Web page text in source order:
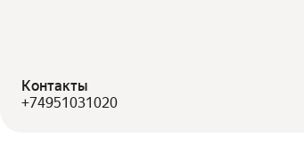
Контакты
+74951031020